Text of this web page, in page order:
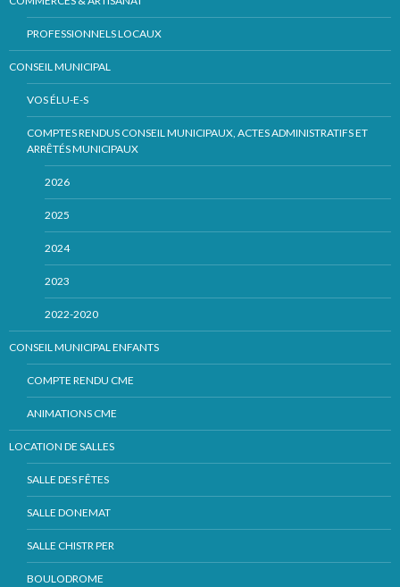
PROFESSIONNELS LOCAUX
CONSEIL MUNICIPAL
VOS ÉLU-E-S
COMPTES RENDUS CONSEIL MUNICIPAUX, ACTES ADMINISTRATIFS ET
ARRÊTÉS MUNICIPAUX
2026
2025
2024
2023
2022-2020
CONSEIL MUNICIPAL ENFANTS
COMPTE RENDU CME
ANIMATIONS CME
LOCATION DE SALLES
SALLE DES FÊTES
SALLE DONEMAT
SALLE CHISTR PER
BOULODROME